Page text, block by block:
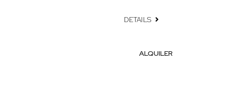
DETAILS
ALQUILER